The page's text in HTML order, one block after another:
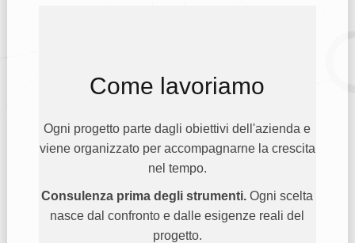
Come lavoriamo
Ogni progetto parte dagli obiettivi dell'azienda e
viene organizzato per accompagnarne la crescita
nel tempo.
Consulenza prima degli strumenti. Ogni scelta
nasce dal confronto e dalle esigenze reali del
progetto.